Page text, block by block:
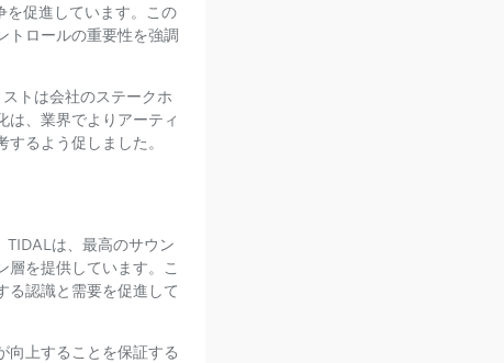
を促進しています。この
トロールの重要性を強調
トは会社のステークホ
は、業界でよりアーティ
るよう促しました。
TIDALは、最高のサウン
層を提供しています。こ
る認識と需要を促進して
向上することを保証する